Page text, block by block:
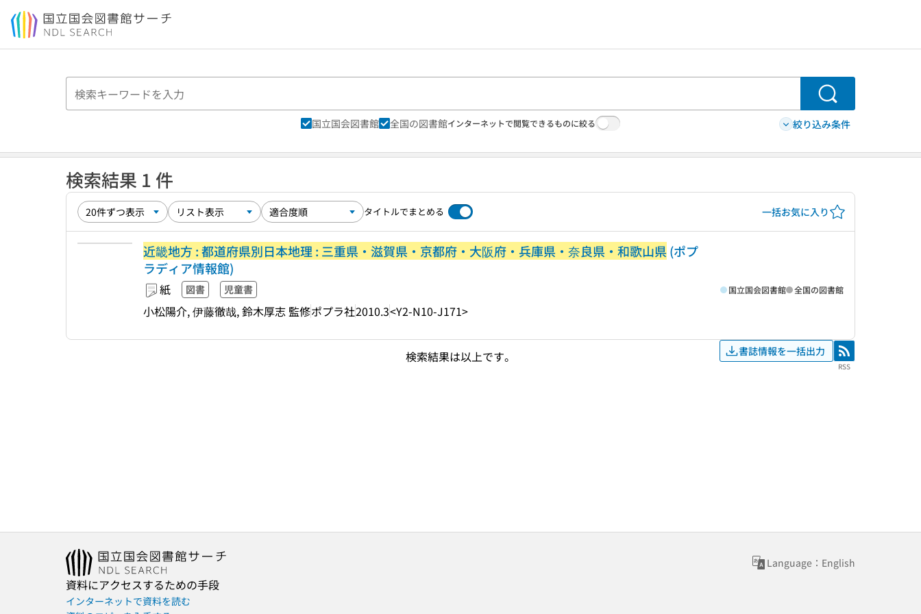
本文へ移動
検索
国立国会図書館 全国の図書館インターネットで閲覧できるものに絞る 絞り込み条件
検索結果 1 件
タイトルでまとめる 一括お気に入り
近畿地方 : 都道府県別日本地理 : 三重県・滋賀県・京都府・大阪府・兵庫県・奈良県・和歌山県(ポプ
ラディア情報館)
紙 図書 児童書
小松陽介, 伊藤徹哉, 鈴木厚志 監修ポプラ社2010.3<Y2-N10-J171>
国立国会図書館 全国の図書館
検索結果は以上です。 書誌情報を一括出力 RSS
RSS
Language：English
資料にアクセスするための手段
インターネットで資料を読む